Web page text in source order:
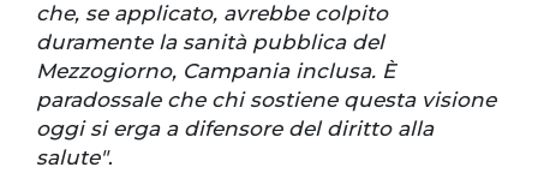
che, se applicato, avrebbe colpito
duramente la sanità pubblica del
Mezzogiorno, Campania inclusa. È
paradossale che chi sostiene questa visione
oggi si erga a difensore del diritto alla
salute".